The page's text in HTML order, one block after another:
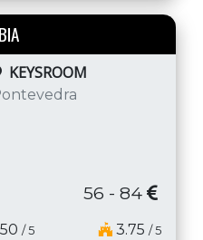
KEYSROOM
56 - 84
/ 5 3.75 / 5